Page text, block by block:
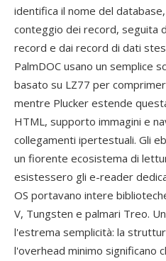
identifica il nome del
conteggio dei record, seguita
record e dai record di dati
PalmDOC usano un semplice
basato su LZ77 per
mentre Plucker estende
HTML, supporto immagini e
collegamenti ipertestuali. Gli
un fiorente ecosistema di
esistessero gli e-reader
OS portavano intere
V, Tungsten e palmari Treo.
l'estrema semplicità: la
l'overhead minimo significano